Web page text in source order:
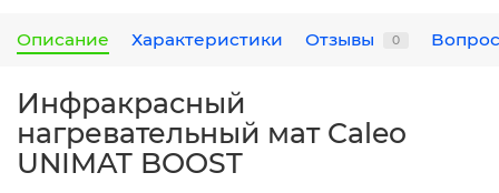
Описание Характеристики Отзывы 0
Инфракрасный
нагревательный мат Caleo
UNIMAT BOOST